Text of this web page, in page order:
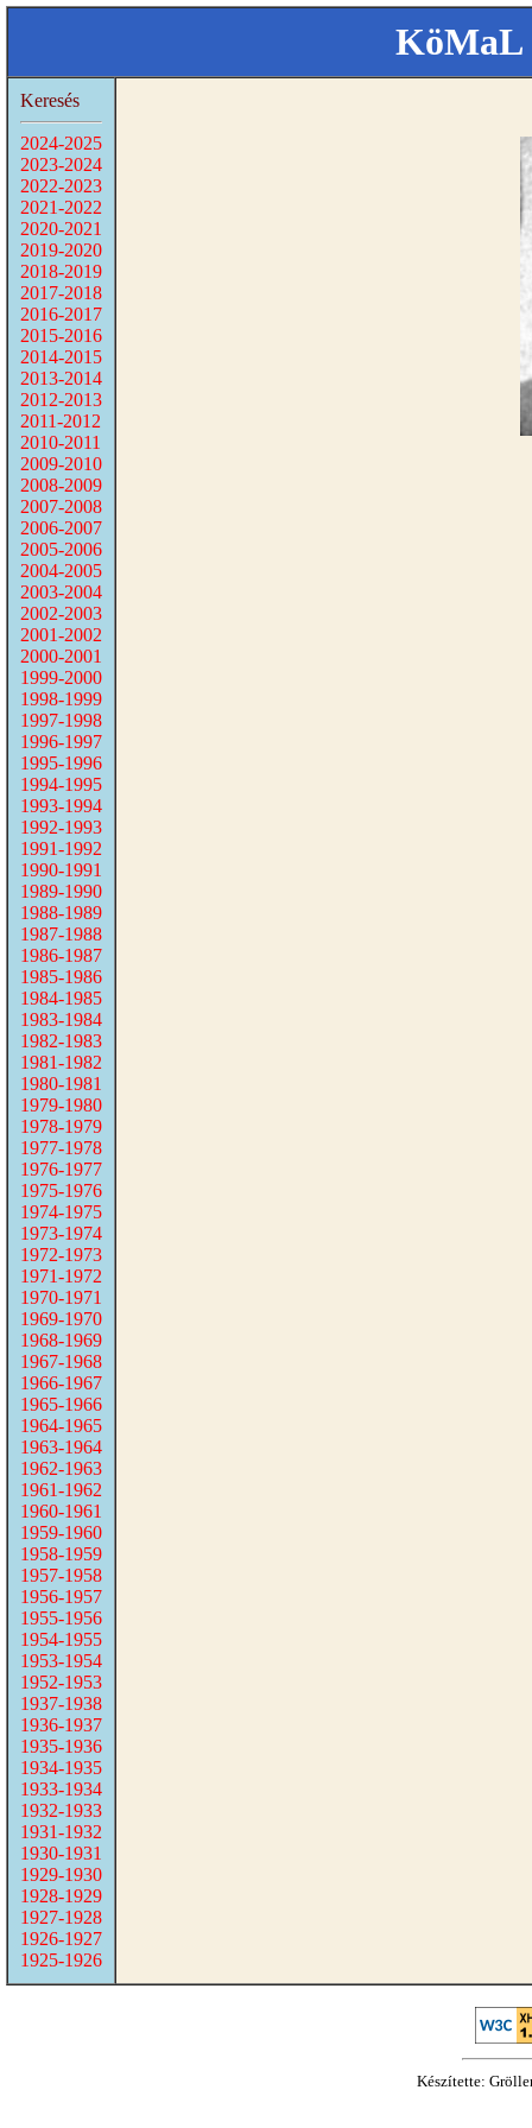
KöMaL
Keresés
2024-2025
2023-2024
2022-2023
2021-2022
2020-2021
2019-2020
2018-2019
2017-2018
2016-2017
2015-2016
2014-2015
2013-2014
2012-2013
2011-2012
2010-2011
2009-2010
2008-2009
2007-2008
2006-2007
2005-2006
2004-2005
2003-2004
2002-2003
2001-2002
2000-2001
1999-2000
1998-1999
1997-1998
1996-1997
1995-1996
1994-1995
1993-1994
1992-1993
1991-1992
1990-1991
1989-1990
1988-1989
1987-1988
1986-1987
1985-1986
1984-1985
1983-1984
1982-1983
1981-1982
1980-1981
1979-1980
1978-1979
1977-1978
1976-1977
1975-1976
1974-1975
1973-1974
1972-1973
1971-1972
1970-1971
1969-1970
1968-1969
1967-1968
1966-1967
1965-1966
1964-1965
1963-1964
1962-1963
1961-1962
1960-1961
1959-1960
1958-1959
1957-1958
1956-1957
1955-1956
1954-1955
1953-1954
1952-1953
1937-1938
1936-1937
1935-1936
1934-1935
1933-1934
1932-1933
1931-1932
1930-1931
1929-1930
1928-1929
1927-1928
1926-1927
1925-1926
Készítette: